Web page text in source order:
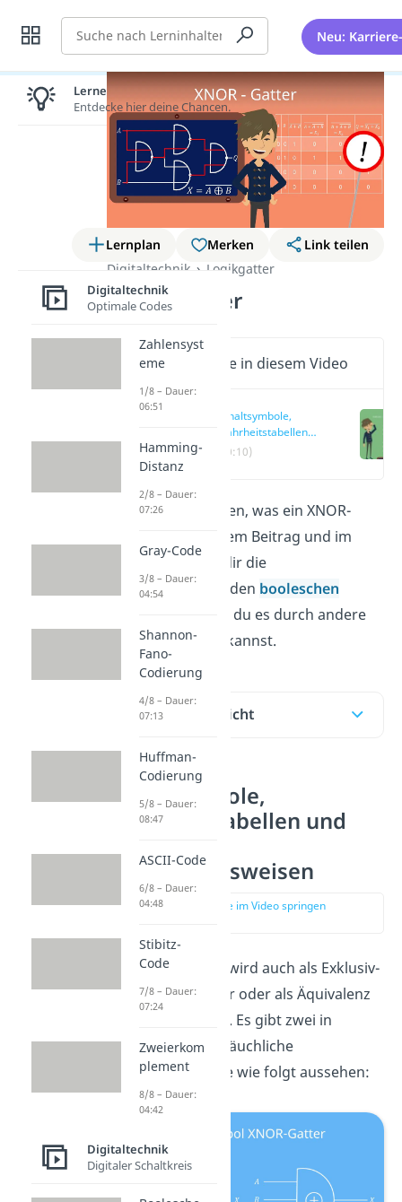
Suche Neu:
Lernplan Merken
Link teilen
Digitaltechnik
Logikgatter
XNOR-Gatter
Wichtige Inhalte in diesem Video
Schaltsymbole,
Wahrheitstabellen
und andere
(00:10)
Du möchtest wissen, was ein XNOR-
Gatter ist? In diesem Beitrag und im
Videozeigen wir dir die
Wahrheitstabelle, den booleschen
und wie du es durch andere
Gatter darstellen kannst.
Inhaltsübersicht
Schaltsymbole,
Wahrheitstabellen und
Darstellungsweisen
zur Stelle im Video springen
Das XNOR-Gatter wird auch als Exklusiv-
Nicht-ODER-Gatter oder als Äquivalenz
Gatter bezeichnet. Es gibt zwei in
Deutschland gebräuchliche
Schaltsymbole, die wie folgt aussehen:
Lernen lohnt sich!
Entdecke hier deine Chancen.
Digitaltechnik
Optimale Codes
Zahlensyst
eme
1/8 – Dauer:
06:51
Hamming-
Distanz
2/8 – Dauer:
07:26
Gray-Code
3/8 – Dauer:
04:54
Shannon-
Fano-
Codierung
4/8 – Dauer:
07:13
Huffman-
Codierung
5/8 – Dauer:
08:47
ASCII-Code
6/8 – Dauer:
04:48
Stibitz-
Code
7/8 – Dauer:
07:24
Zweierkom
plement
8/8 – Dauer:
04:42
Digitaltechnik
Digitaler Schaltkreis